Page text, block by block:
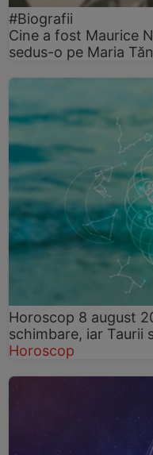
#Biografii
Cine a fost Maurice
sedus-o pe Maria
Horoscop 8 august
schimbare, iar Taurii
Horoscop